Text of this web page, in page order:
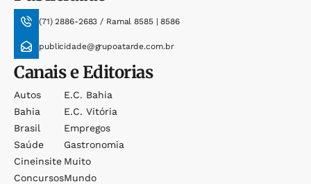
(71) 2886-2683 / Ramal 8585 | 8586
publicidade@grupoatarde.com.br
Canais e Editorias
Autos
Bahia
Brasil
Saúde
Cineinsite
Concursos
E.c. Bahia
E.c. Vitória
Empregos
Gastronomia
Muito
Mundo